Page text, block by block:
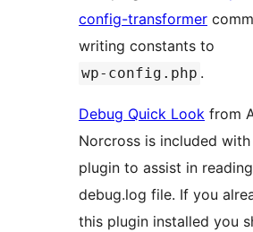
config-transformer
writing constants to
wp-config.php .
Debug Quick Look from
Norcross is included
plugin to assist in
debug.log file. If you
this plugin installed you